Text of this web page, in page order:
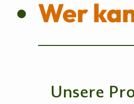
Wer
Unsere